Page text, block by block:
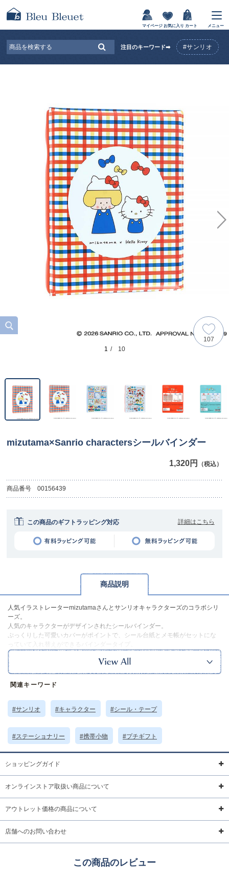
マイページ お気に入り カート メニュー
注目のキーワード➡ #サンリオ
1 / 10
107
mizutama×Sanrio charactersシールバインダー
1,320円 （税込）
商品番号 00156439
この商品のギフトラッピング対応 詳細はこちら
商品説明
人気イラストレーターmizutamaさんとサンリオキャラクターズのコラボシリ
ーズ。
人気のキャラクターがデザインされたシールバインダー。
ぷっくりした可愛いカバーがポイントで、シール台紙とメモ帳がセットにな
っていて入れ替えができるバインダータイプ。
少し厚みのあるシールも収納しやすいです。
種類はハローキティ、にぎやかなデザインのしかく、ミックスの3種類。
ワクワクとときめきが詰まったとってもキュートなアイテムです。
※本品に付いているご注意書きをお読みの上ご使用ください。
より、実際の色味と異なって見える場合がございます。
サイズ詳細 (cm)約
高さ15.5 横幅11.5 厚さ3
素材・原材料 PVC 紙
原産国 中国製
サイズについて 返品について ギフトについて
関連キーワード
#サンリオ #キャラクター #シール・テープ
#ステーショナリー #携帯小物 #プチギフト
ショッピングガイド
オンラインストア取扱い商品について
アウトレット価格の商品について
店舗へのお問い合わせ
この商品のレビュー